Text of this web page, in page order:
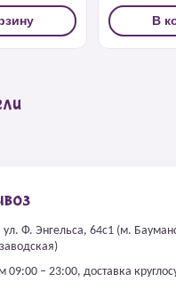
В
Ф. Энгельса, 64с1 (м.
09:00 – 23:00, доставка